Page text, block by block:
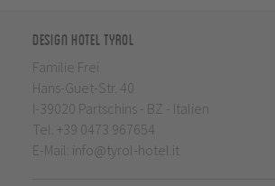
Design Hotel Tyrol
Familie Frei
Hans-Guet-Str. 40
I-39020 Partschins - BZ - Italien
Tel. +39 0473 967654
E-Mail: info@tyrol-hotel.it